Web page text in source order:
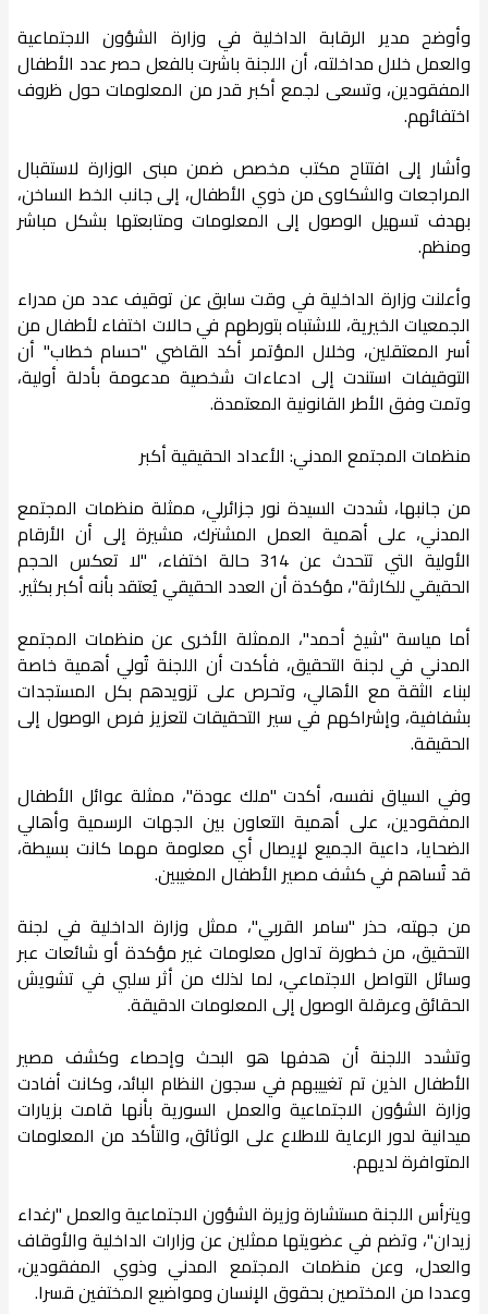
وأوضح مدير الرقابة الداخلية في وزارة الشؤون الاجتماعية
والعمل خلال مداخلته، أن اللجنة باشرت بالفعل حصر عدد الأطفال
المفقودين، وتسعى لجمع أكبر قدر من المعلومات حول ظروف
اختفائهم.
وأشار إلى افتتاح مكتب مخصص ضمن مبنى الوزارة لاستقبال
المراجعات والشكاوى من ذوي الأطفال، إلى جانب الخط الساخن،
بهدف تسهيل الوصول إلى المعلومات ومتابعتها بشكل مباشر
ومنظم.
وأعلنت وزارة الداخلية في وقت سابق عن توقيف عدد من مدراء
الجمعيات الخيرية، للاشتباه بتورطهم في حالات اختفاء لأطفال من
أسر المعتقلين، وخلال المؤتمر أكد القاضي "حسام خطاب" أن
التوقيفات استندت إلى ادعاءات شخصية مدعومة بأدلة أولية،
وتمت وفق الأطر القانونية المعتمدة.
منظمات المجتمع المدني: الأعداد الحقيقية أكبر
من جانبها، شددت السيدة نور جزائرلي، ممثلة منظمات المجتمع
المدني، على أهمية العمل المشترك، مشيرة إلى أن الأرقام
الأولية التي تتحدث عن 314 حالة اختفاء، "لا تعكس الحجم
الحقيقي للكارثة"، مؤكدة أن العدد الحقيقي يُعتقد بأنه أكبر بكثير.
أما مياسة "شيخ أحمد"، الممثلة الأخرى عن منظمات المجتمع
المدني في لجنة التحقيق، فأكدت أن اللجنة تُولي أهمية خاصة
لبناء الثقة مع الأهالي، وتحرص على تزويدهم بكل المستجدات
بشفافية، وإشراكهم في سير التحقيقات لتعزيز فرص الوصول إلى
الحقيقة.
وفي السياق نفسه، أكدت "ملك عودة"، ممثلة عوائل الأطفال
المفقودين، على أهمية التعاون بين الجهات الرسمية وأهالي
الضحايا، داعية الجميع لإيصال أي معلومة مهما كانت بسيطة،
قد تُساهم في كشف مصير الأطفال المغيبين.
من جهته، حذر "سامر القربي"، ممثل وزارة الداخلية في لجنة
التحقيق، من خطورة تداول معلومات غير مؤكدة أو شائعات عبر
وسائل التواصل الاجتماعي، لما لذلك من أثر سلبي في تشويش
الحقائق وعرقلة الوصول إلى المعلومات الدقيقة.
وتشدد اللجنة أن هدفها هو البحث وإحصاء وكشف مصير
الأطفال الذين تم تغييبهم في سجون النظام البائد، وكانت أفادت
وزارة الشؤون الاجتماعية والعمل السورية بأنها قامت بزيارات
ميدانية لدور الرعاية للاطلاع على الوثائق، والتأكد من المعلومات
المتوافرة لديهم.
ويترأس اللجنة مستشارة وزيرة الشؤون الاجتماعية والعمل "رغداء
زيدان"، وتضم في عضويتها ممثلين عن وزارات الداخلية والأوقاف
والعدل، وعن منظمات المجتمع المدني وذوي المفقودين،
وعددا من المختصين بحقوق الإنسان ومواضيع المختفين قسرا.